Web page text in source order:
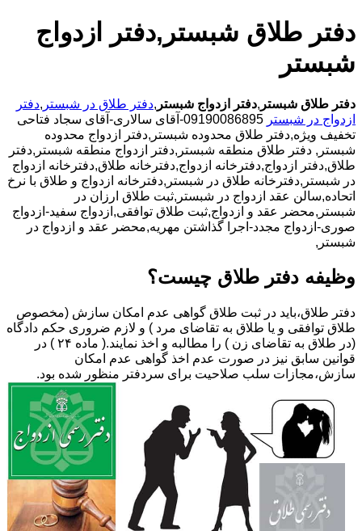
دفتر طلاق شبستر,دفتر ازدواج
شبستر
دفتر طلاق شبستر ,دفتر ازدواج شبستر ,دفتر طلاق در شبستر ,دفتر
ازدواج در شبستر
09190086895-آقای سالاری-آقای سجاد فتاحی
تخفیف ویژه,دفتر طلاق محدوده شبستر,دفتر ازدواج محدوده
شبستر, دفتر طلاق منطقه شبستر,دفتر ازدواج منطقه شبستر,دفتر
طلاق,دفتر ازدواج,دفترخانه ازدواج,دفترخانه طلاق,دفترخانه ازدواج
در شبستر,دفترخانه طلاق در شبستر,دفترخانه ازدواج و طلاق با نرخ
اتحاده,سالن عقد ازدواج در شبستر,ثبت طلاق ارزان در
شبستر,محضر عقد و ازدواج,ثبت طلاق توافقی,ازدواج سفید-ازدواج
صوری-ازدواج مجدد-اجرا گذاشتن مهریه,محضر عقد و ازدواج در
شبستر,
وظیفه دفتر طلاق چیست؟
دفتر طلاق،باید در ثبت طلاق گواهی عدم امکان سازش (مخصوص
طلاق توافقی و یا طلاق به تقاضای مرد ) و لازم ضروری حکم دادگاه
(در طلاق به تقاضای زن ) را مطالبه و اخذ نمایند.( ماده ۲۴ ) در
قوانین سابق نیز در صورت عدم اخذ گواهی عدم امکان
سازش،مجازات سلب صلاحیت برای سردفتر منظور شده بود.